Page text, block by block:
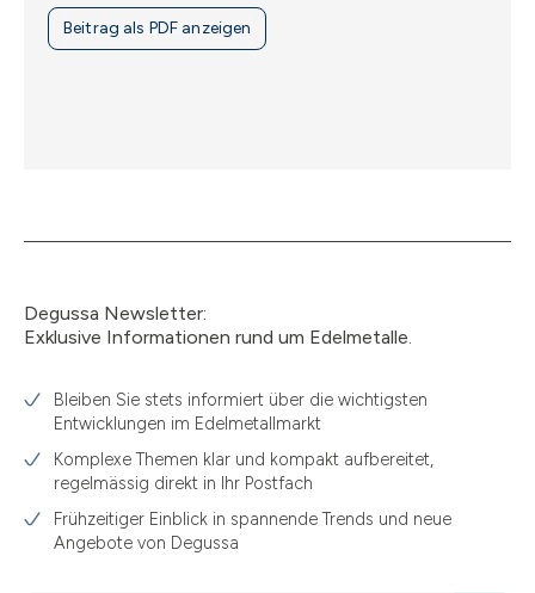
Beitrag als PDF anzeigen
Degussa Newsletter:
Exklusive Informationen rund um Edelmetalle.
Bleiben Sie stets informiert über die wichtigsten
Entwicklungen im Edelmetallmarkt
Komplexe Themen klar und kompakt aufbereitet,
regelmässig direkt in Ihr Postfach
Frühzeitiger Einblick in spannende Trends und neue
Angebote von Degussa